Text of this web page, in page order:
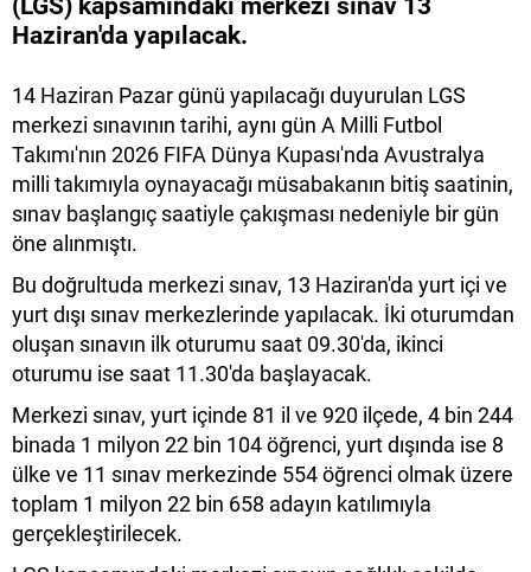
(LGS) kapsamındaki merkezi sınav 13
Haziran'da yapılacak.
14 Haziran Pazar günü yapılacağı duyurulan LGS
merkezi sınavının tarihi, aynı gün A Milli Futbol
Takımı'nın 2026 FIFA Dünya Kupası'nda Avustralya
milli takımıyla oynayacağı müsabakanın bitiş saatinin,
sınav başlangıç saatiyle çakışması nedeniyle bir gün
öne alınmıştı.
Bu doğrultuda merkezi sınav, 13 Haziran'da yurt içi ve
yurt dışı sınav merkezlerinde yapılacak. İki oturumdan
oluşan sınavın ilk oturumu saat 09.30'da, ikinci
oturumu ise saat 11.30'da başlayacak.
Merkezi sınav, yurt içinde 81 il ve 920 ilçede, 4 bin 244
binada 1 milyon 22 bin 104 öğrenci, yurt dışında ise 8
ülke ve 11 sınav merkezinde 554 öğrenci olmak üzere
toplam 1 milyon 22 bin 658 adayın katılımıyla
gerçekleştirilecek.